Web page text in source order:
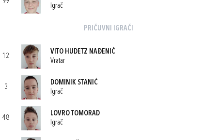
Igrač
PRIČUVNI IGRAČI
12
VITO HUDETZ NAĐENIĆ
Vratar
3
DOMINIK STANIĆ
Igrač
48
LOVRO TOMORAD
Igrač